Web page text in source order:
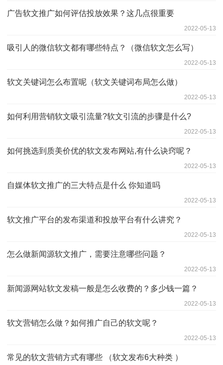
广告软文推广如何评估投放效果？这几点很重要
2022-05-13
吸引人的微信软文都有哪些特点？（微信软文怎么写）
2022-05-13
软文关键词怎么布置呢（软文关键词布局怎么做）
2022-05-13
如何利用营销软文吸引流量?软文引流的步骤是什么?
2022-05-13
如何挑选到质美价优的软文发布网站,有什么诀窍呢？
2022-05-13
自媒体软文推广的三大特点是什么 你知道吗
2022-05-13
软文推广平台的发布渠道和投放平台有什么讲究？
2022-05-13
怎么做新闻源软文推广，需要注意哪些问题？
2022-05-13
新闻源网站软文发稿一般是怎么收费的？多少钱一篇？
2022-05-13
软文营销怎么做？如何推广自己的软文呢？
2022-05-13
常见的软文营销方式有哪些 （软文发布6大种类 ）